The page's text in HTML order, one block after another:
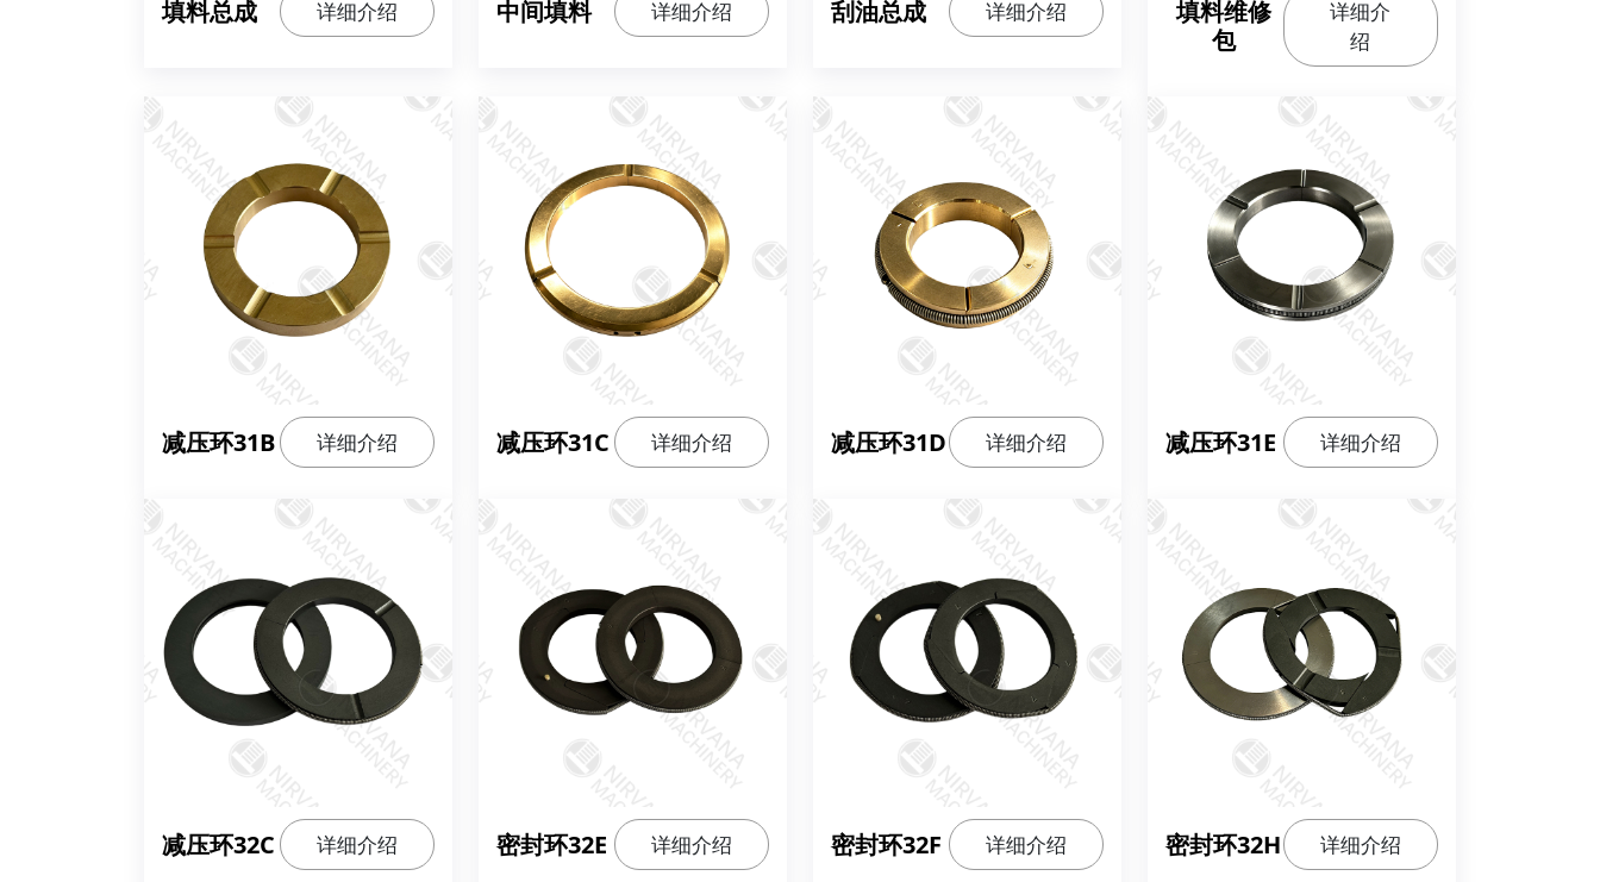
填料总成 详细介绍 中间填料 详细介绍 刮油总成 详细介绍
填料维修
包
详细介
绍
减压环31B 详细介绍 减压环31C 详细介绍 减压环31D 详细介绍 减压环31E 详细介绍
减压环32C 详细介绍 密封环32E 详细介绍 密封环32F 详细介绍 密封环32H 详细介绍